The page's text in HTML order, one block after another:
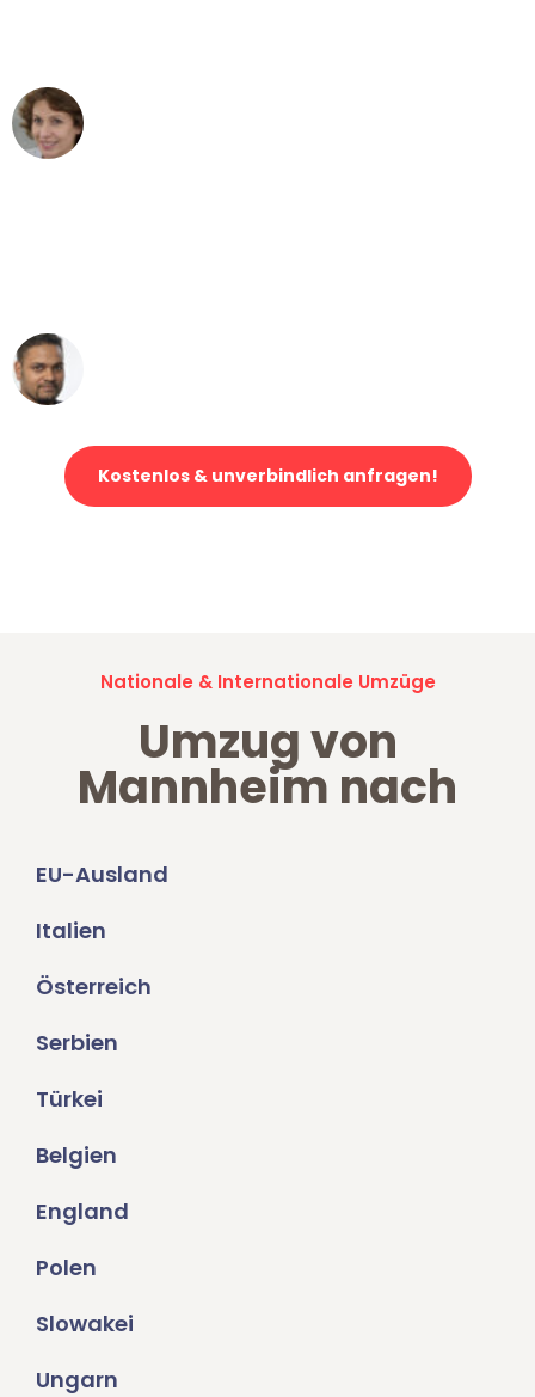
Kostenlos & unverbindlich anfragen!
Nationale & Internationale Umzüge
Umzug von
Mannheim nach
EU-Ausland
Italien
Österreich
Serbien
Türkei
Belgien
England
Polen
Slowakei
Ungarn